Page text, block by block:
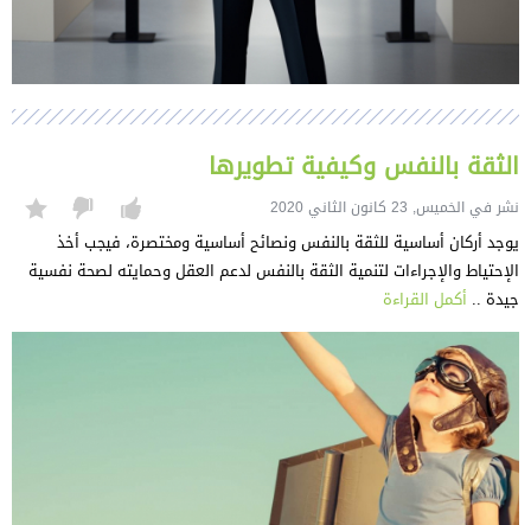
الثقة بالنفس وكيفية تطويرها
نشر في الخميس, 23 كانون الثاني 2020
يوجد أركان أساسية للثقة بالنفس ونصائح أساسية ومختصرة، فيجب أخذ
الإحتياط والإجراءات لتنمية الثقة بالنفس لدعم العقل وحمايته لصحة نفسية
جيدة .. أكمل القراءة